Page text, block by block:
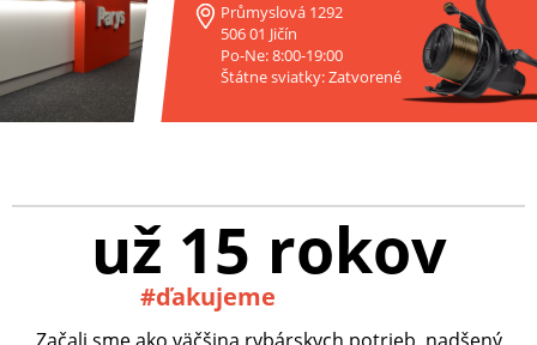
Průmyslová 1292
506 01 Jičín
Po-Ne: 8:00-19:00
Štátne sviatky: Zatvorené
už 15 rokov
#ďakujeme